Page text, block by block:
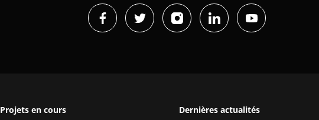
Projets en cours Dernières actualités